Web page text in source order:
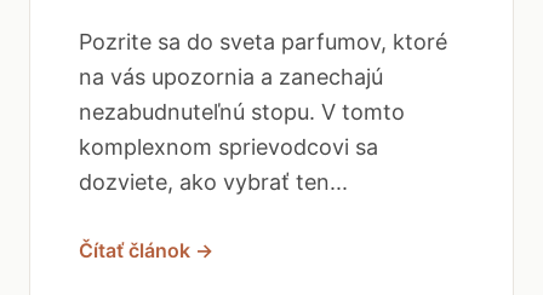
Pozrite sa do sveta parfumov, ktoré
na vás upozornia a zanechajú
nezabudnuteľnú stopu. V tomto
komplexnom sprievodcovi sa
dozviete, ako vybrať ten...
Čítať článok →